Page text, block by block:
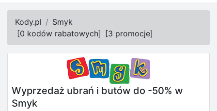
Kody.pl
Smyk
[0 kodów rabatowych] [3 promocje]
Wyprzedaż ubrań i butów do -50% w
Smyk